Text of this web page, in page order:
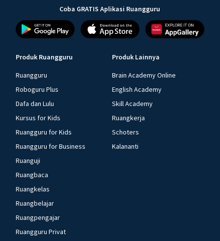
Coba GRATIS Aplikasi Ruangguru
Produk Ruangguru
Ruangguru
Roboguru Plus
Dafa dan Lulu
Kursus for Kids
Ruangguru for Kids
Ruangguru for Business
Ruanguji
Ruangbaca
Ruangkelas
Ruangbelajar
Ruangpengajar
Ruangguru Privat
Produk Lainnya
Brain Academy Online
English Academy
Skill Academy
Ruangkerja
Schoters
Kalananti